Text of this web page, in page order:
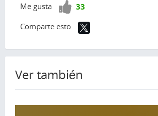
Me gusta
¡Vota33
Comparte esto
Ver también